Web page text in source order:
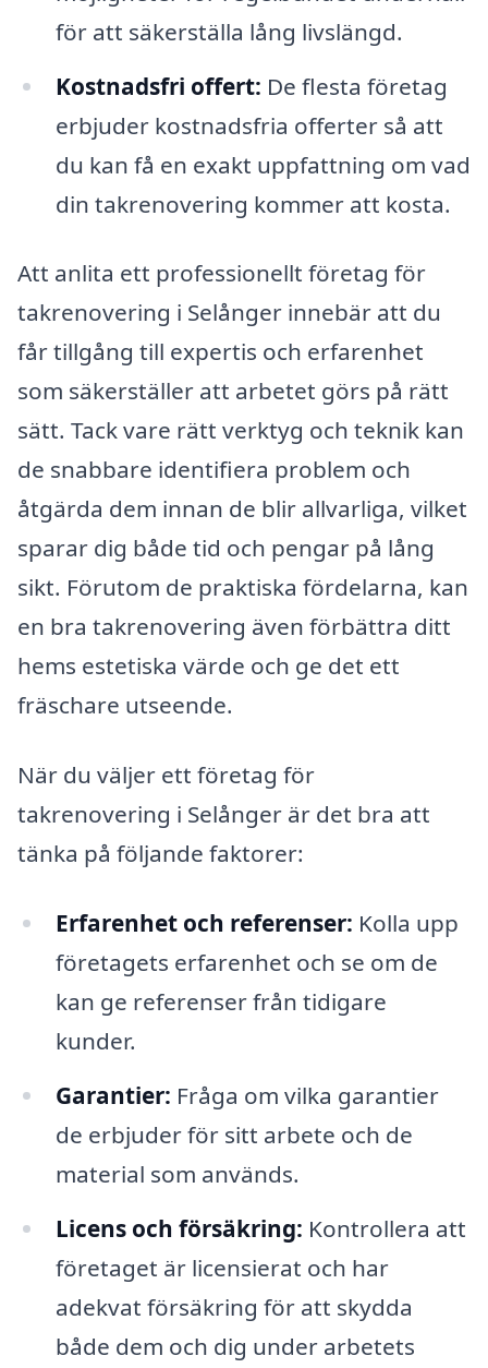
för att säkerställa lång livslängd.
Kostnadsfri offert: De flesta företag
erbjuder kostnadsfria offerter så att
du kan få en exakt uppfattning om vad
din takrenovering kommer att kosta.
Att anlita ett professionellt företag för
takrenovering i Selånger innebär att du
får tillgång till expertis och erfarenhet
som säkerställer att arbetet görs på rätt
sätt. Tack vare rätt verktyg och teknik kan
de snabbare identifiera problem och
åtgärda dem innan de blir allvarliga, vilket
sparar dig både tid och pengar på lång
sikt. Förutom de praktiska fördelarna, kan
en bra takrenovering även förbättra ditt
hems estetiska värde och ge det ett
fräschare utseende.
När du väljer ett företag för
takrenovering i Selånger är det bra att
tänka på följande faktorer:
Erfarenhet och referenser: Kolla upp
företagets erfarenhet och se om de
kan ge referenser från tidigare
kunder.
Garantier: Fråga om vilka garantier
de erbjuder för sitt arbete och de
material som används.
Licens och försäkring: Kontrollera att
företaget är licensierat och har
adekvat försäkring för att skydda
både dem och dig under arbetets